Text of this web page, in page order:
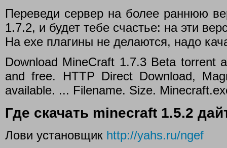
Переведи сервер на более раннюю
1.7.2, и будет тебе счастье: на эти
На exe плагины не делаются, надо
Download MineCraft 1.7.3 Beta torrent
and free. HTTP Direct Download,
available. ... Filename. Size.
Где скачать minecraft 1.5.2
Лови установщик http://yahs.ru/ngef